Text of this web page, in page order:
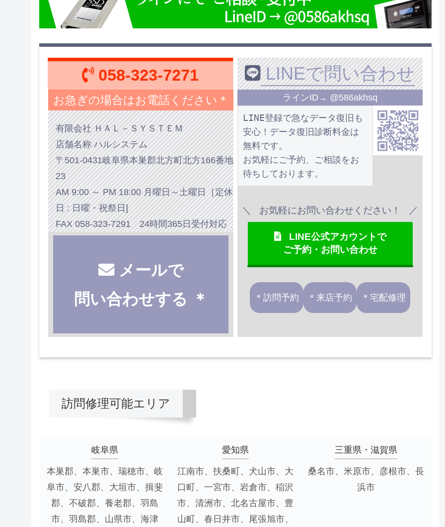
058-323-7271
お急ぎの場合はお電話ください＊
有限会社 ＨＡＬ－ＳＹＳＴＥＭ
店舗名称 ハルシステム
〒501-0431岐阜県本巣郡北方町北方166番地
23
AM 9:00 ～ PM 18:00 月曜日～土曜日［定休
日 : 日曜・祝祭日]
FAX 058-323-7291 24時間365日受付対応
メールで
問い合わせする ＊
LINEで問い合わせ
ラインID→ @586akhsq
LINE登録で急なデータ復旧も
安心！データ復旧診断料金は
無料です。
お気軽にご予約、ご相談をお
待ちしております。
お気軽にお問い合わせください！
LINE公式アカウントで
ご予約・お問い合わせ
＊訪問予約 ＊来店予約 ＊宅配修理
訪問修理可能エリア
岐阜県
本巣郡、本巣市、瑞穂市、岐
阜市、安八郡、大垣市、揖斐
郡、不破郡、養老郡、羽島
市、羽島郡、山県市、海津
愛知県
江南市、扶桑町、犬山市、大
口町、一宮市、岩倉市、稲沢
市、清洲市、北名古屋市、豊
山町、春日井市、尾張旭市、
三重県・滋賀県
桑名市、米原市、彦根市、長
浜市